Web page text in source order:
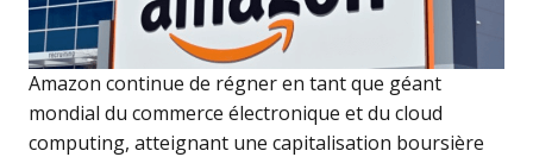
Amazon continue de régner en tant que géant
mondial du commerce électronique et du cloud
computing, atteignant une capitalisation boursière